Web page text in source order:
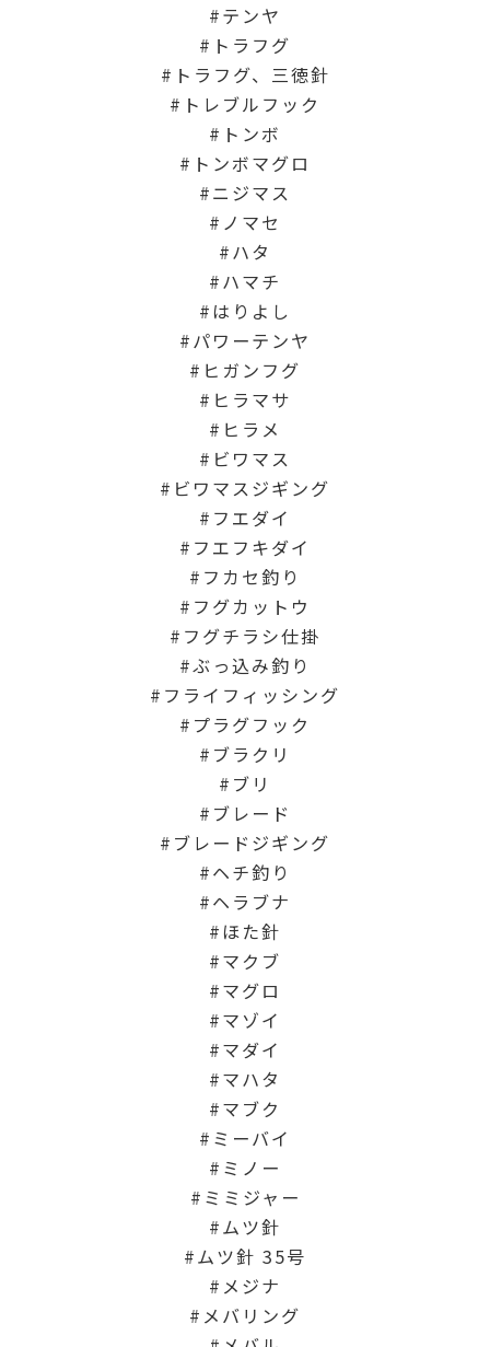
テンヤ
トラフグ
トラフグ、三徳針
トレブルフック
トンボ
トンボマグロ
ニジマス
ノマセ
ハタ
ハマチ
はりよし
パワーテンヤ
ヒガンフグ
ヒラマサ
ヒラメ
ビワマス
ビワマスジギング
フエダイ
フエフキダイ
フカセ釣り
フグカットウ
フグチラシ仕掛
ぶっ込み釣り
フライフィッシング
プラグフック
ブラクリ
ブリ
ブレード
ブレードジギング
ヘチ釣り
ヘラブナ
ほた針
マクブ
マグロ
マゾイ
マダイ
マハタ
マブク
ミーバイ
ミノー
ミミジャー
ムツ針
ムツ針 35号
メジナ
メバリング